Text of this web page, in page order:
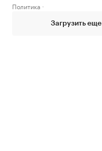
Политика
Загрузить еще